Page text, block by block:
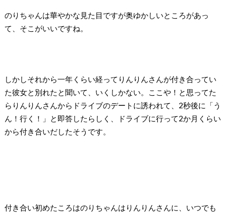
のりちゃんは華やかな見た目ですが奥ゆかしいところがあっ
て、そこがいいですね。
しかしそれから一年くらい経ってりんりんさんが付き合ってい
た彼女と別れたと聞いて、いくしかない。ここや！と思ってた
らりんりんさんからドライブのデートに誘われて、2秒後に「う
ん！行く！」と即答したらしく、ドライブに行って2か月くらい
から付き合いだしたそうです。
付き合い初めたころはのりちゃんはりんりんさんに、いつでも